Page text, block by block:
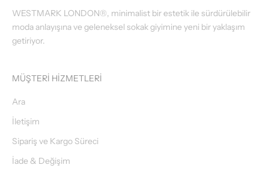
WESTMARK LONDON®, minimalist bir estetik ile sürdürülebilir
moda anlayışına ve geleneksel sokak giyimine yeni bir yaklaşım
getiriyor.
MÜŞTERİ HİZMETLERİ
Ara
İletişim
Sipariş ve Kargo Süreci
İade & Değişim